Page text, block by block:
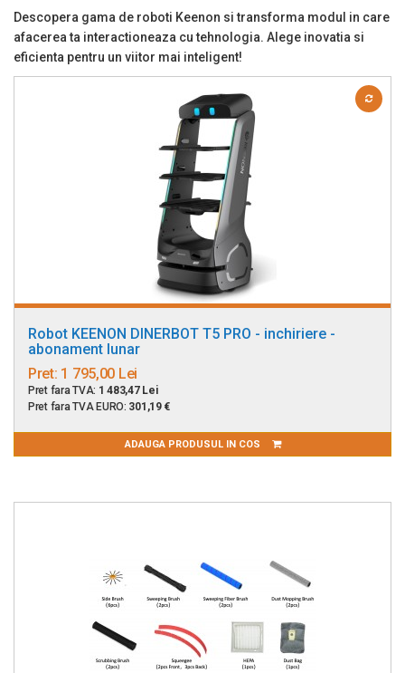
Descopera gama de roboti Keenon si transforma modul in care
afacerea ta interactioneaza cu tehnologia. Alege inovatia si
eficienta pentru un viitor mai inteligent!
Robot KEENON DINERBOT T5 PRO - inchiriere -
abonament lunar
Pret: 1 795,00 Lei
Pret fara TVA: 1 483,47 Lei
Pret fara TVA EURO: 301,19 €
ADAUGA PRODUSUL IN COS